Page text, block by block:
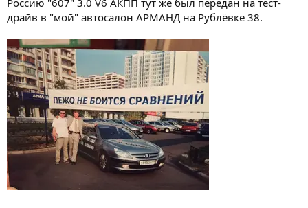
драйв в "мой" автосалон АРМАНД на Рублёвке 38.